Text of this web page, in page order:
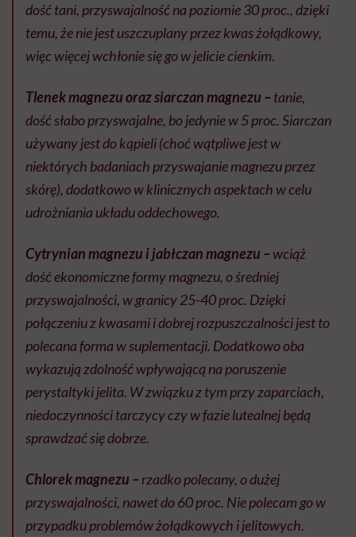
dość tani, przyswajalność na poziomie 30 proc., dzięki
temu, że nie jest uszczuplany przez kwas żołądkowy,
więc więcej wchłonie się go w jelicie cienkim.
Tlenek magnezu oraz siarczan magnezu – tanie,
dość słabo przyswajalne, bo jedynie w 5 proc. Siarczan
używany jest do kąpieli (choć wątpliwe jest w
niektórych badaniach przyswajanie magnezu przez
skórę), dodatkowo w klinicznych aspektach w celu
udrożniania układu oddechowego.
Cytrynian magnezu i jabłczan magnezu – wciąż
dość ekonomiczne formy magnezu, o średniej
przyswajalności, w granicy 25-40 proc. Dzięki
połączeniu z kwasami i dobrej rozpuszczalności jest to
polecana forma w suplementacji. Dodatkowo oba
wykazują zdolność wpływającą na poruszenie
perystaltyki jelita. W związku z tym przy zaparciach,
niedoczynności tarczycy czy w fazie lutealnej będą
sprawdzać się dobrze.
Chlorek magnezu – rzadko polecany, o dużej
przyswajalności, nawet do 60 proc. Nie polecam go w
przypadku problemów żołądkowych i jelitowych.